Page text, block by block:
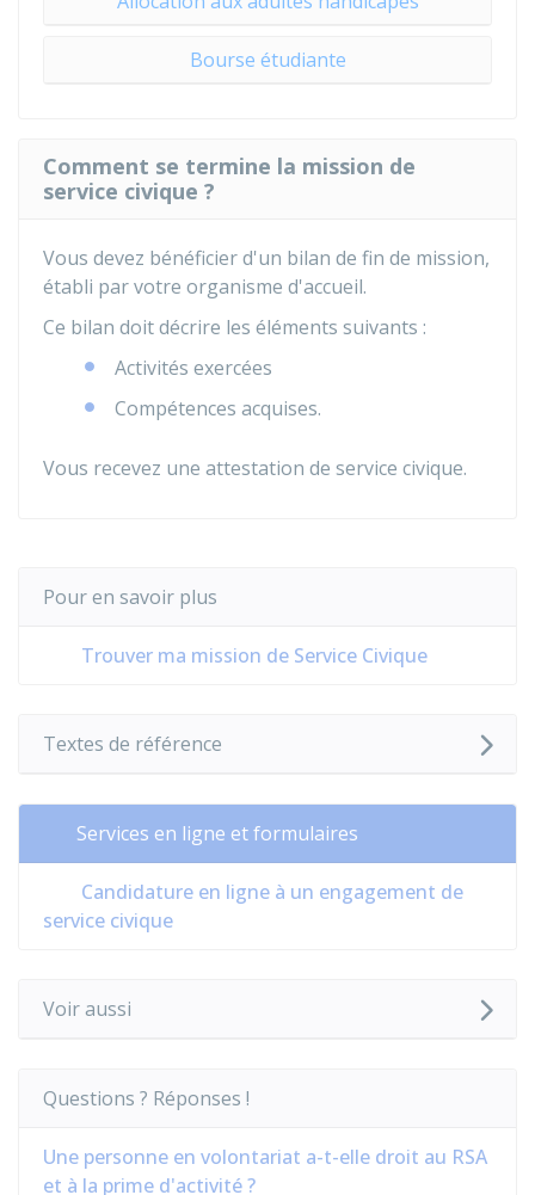
Bourse étudiante
Comment se termine la mission de
service civique ?
Vous devez bénéficier d'un bilan de fin de mission,
établi par votre organisme d'accueil.
Ce bilan doit décrire les éléments suivants :
Activités exercées
Compétences acquises.
Vous recevez une attestation de service civique.
Pour en savoir plus
Trouver ma mission de Service Civique
Textes de référence
Services en ligne et formulaires
Candidature en ligne à un engagement de
service civique
Voir aussi
Questions ? Réponses !
Une personne en volontariat a-t-elle droit au RSA
et à la prime d'activité ?